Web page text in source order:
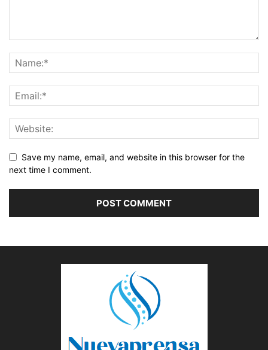
Save my name, email, and website in this browser for the
next time I comment.